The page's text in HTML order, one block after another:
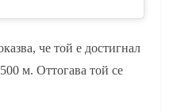
че той е достигнал
м. Оттогава той се